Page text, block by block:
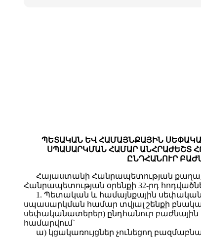
ՊԵՏԱԿԱՆ ԵՎ ՀԱՄԱՅՆՔԱՅԻՆ
ՍՊԱՍԱՐԿՄԱՆ ՀԱՄԱՐ ԱՆՀՐԱԺԵՇՏ
ԸՆԴՀԱՆՈՒՐ
Հայաստանի Հանրապետության
Հանրապետության օրենքի 32-րդ
1. Պետական և համայնքային
սպասարկման համար տվյալ շենքի
սեփականատերեր) ընդհանուր
համարվում`
ա) կցակառույցներ չունեցող